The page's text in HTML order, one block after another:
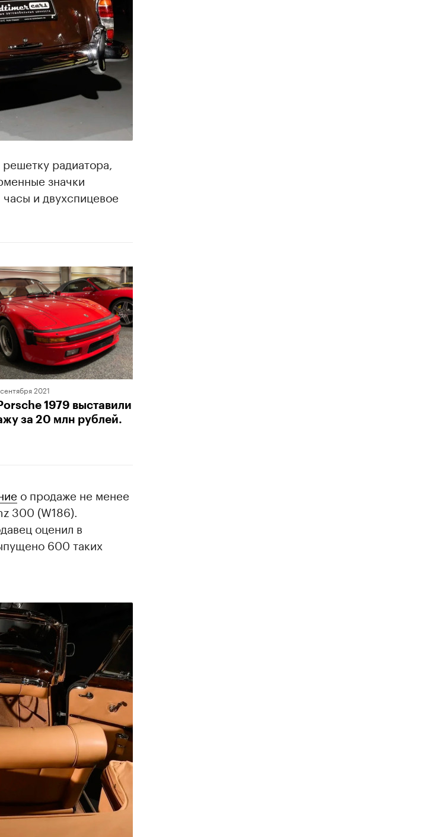
радиатора,
значки
и двухспицевое
2021
1979 выставили
за 20 млн рублей.
о продаже не менее
300 (W186).
оценил в
600 таких